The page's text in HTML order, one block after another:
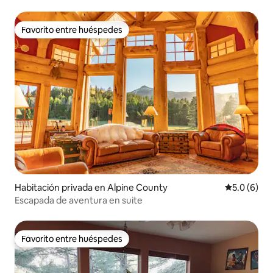
Favorito entre huéspedes
Favorito entre huéspedes
Habitación privada en Alpine County
5.0 (6)
Escapada de aventura en suite
Favorito entre huéspedes
Favorito entre huéspedes